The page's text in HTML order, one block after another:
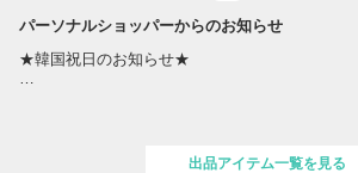
パーソナルショッパーからのお知らせ
★韓国祝日のお知らせ★
『お取引について』を必ずご確認ください。
出品アイテム一覧を見る